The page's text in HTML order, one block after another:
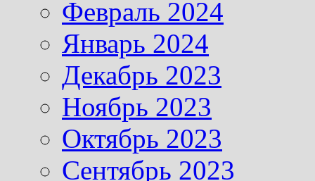
Февраль 2024
Январь 2024
Декабрь 2023
Ноябрь 2023
Октябрь 2023
Сентябрь 2023